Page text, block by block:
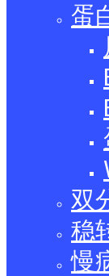
蛋
双
稳
慢